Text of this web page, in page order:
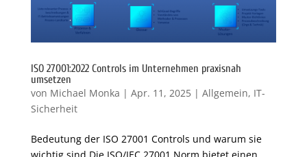
ISO 27001:2022 Controls im Unternehmen praxisnah
umsetzen
von Michael Monka | Apr. 11, 2025| Allgemein, IT-
Sicherheit
Bedeutung der ISO 27001 Controls und warum sie